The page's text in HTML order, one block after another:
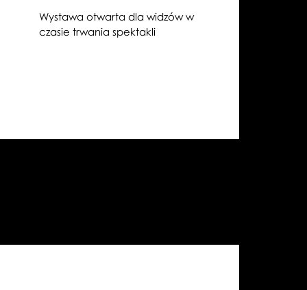
Wystawa otwarta dla widzów w
czasie trwania spektakli